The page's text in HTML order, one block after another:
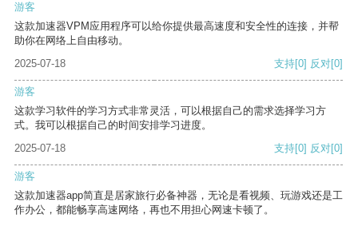
游客
这款加速器VPM应用程序可以给你提供最高速度和安全性的连接，并帮
助你在网络上自由移动。
2025-07-18
支持[0] 反对[0]
游客
这款学习软件的学习方式非常灵活，可以根据自己的需求选择学习方
式。我可以根据自己的时间安排学习进度。
2025-07-18
支持[0] 反对[0]
游客
这款加速器app简直是居家旅行必备神器，无论是看视频、玩游戏还是工
作办公，都能畅享高速网络，再也不用担心网速卡顿了。